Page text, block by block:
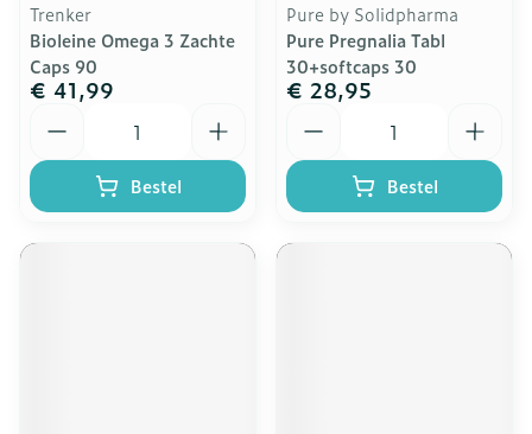
Trenker
Bioleine Omega 3 Zachte
Caps 90
€ 41,99
Bestel
Pure by Solidpharma
Pure Pregnalia Tabl
30+softcaps 30
€ 28,95
Bestel